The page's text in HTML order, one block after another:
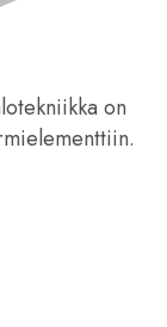
on